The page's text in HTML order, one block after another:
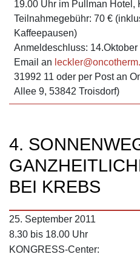
19.00 Uhr im Pullman Hotel,
Teilnahmegebühr: 70 €
Kaffeepausen)
Anmeldeschluss:
Email an
31992 11 oder per Post an
Allee 9, 53842 Troisdorf)
4.
BEI KREBS
25. September 2011
8.30 bis 18.00 Uhr
KONGRESS-Center: